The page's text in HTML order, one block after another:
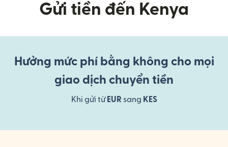
Gửi tiền đến Kenya
Hưởng mức phí bằng không cho mọi
giao dịch chuyển tiền
Khi gửi từ EUR sang KES